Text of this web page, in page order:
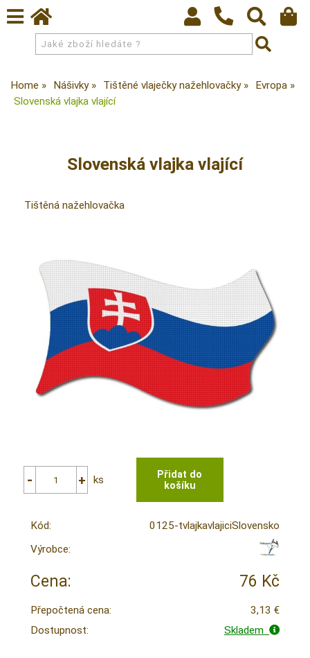
Home Nášivky Tištěné vlaječky nažehlovačky
Evropa
Slovenská vlajka vlající
Slovenská vlajka vlající
Tištěná nažehlovačka
ks
Kód:
0125-tvlajkavlajiciSlovensko
Výrobce:
Cena: 76 Kč
Přepočtená cena:
3,13 €
Dostupnost:
Skladem